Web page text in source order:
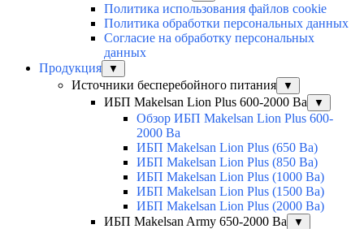
Политика использования файлов cookie
Политика обработки персональных данных
Согласие на обработку персональных
данных
Продукция
▼
Источники бесперебойного питания ▼
ИБП Makelsan Lion Plus 600-2000 Ва ▼
Обзор ИБП Makelsan Lion Plus 600-
2000 Вa
ИБП Makelsan Lion Plus (650 Ва)
ИБП Makelsan Lion Plus (850 Ва)
ИБП Makelsan Lion Plus (1000 Ва)
ИБП Makelsan Lion Plus (1500 Ва)
ИБП Makelsan Lion Plus (2000 Ва)
ИБП Makelsan Army 650-2000 Ва
▼